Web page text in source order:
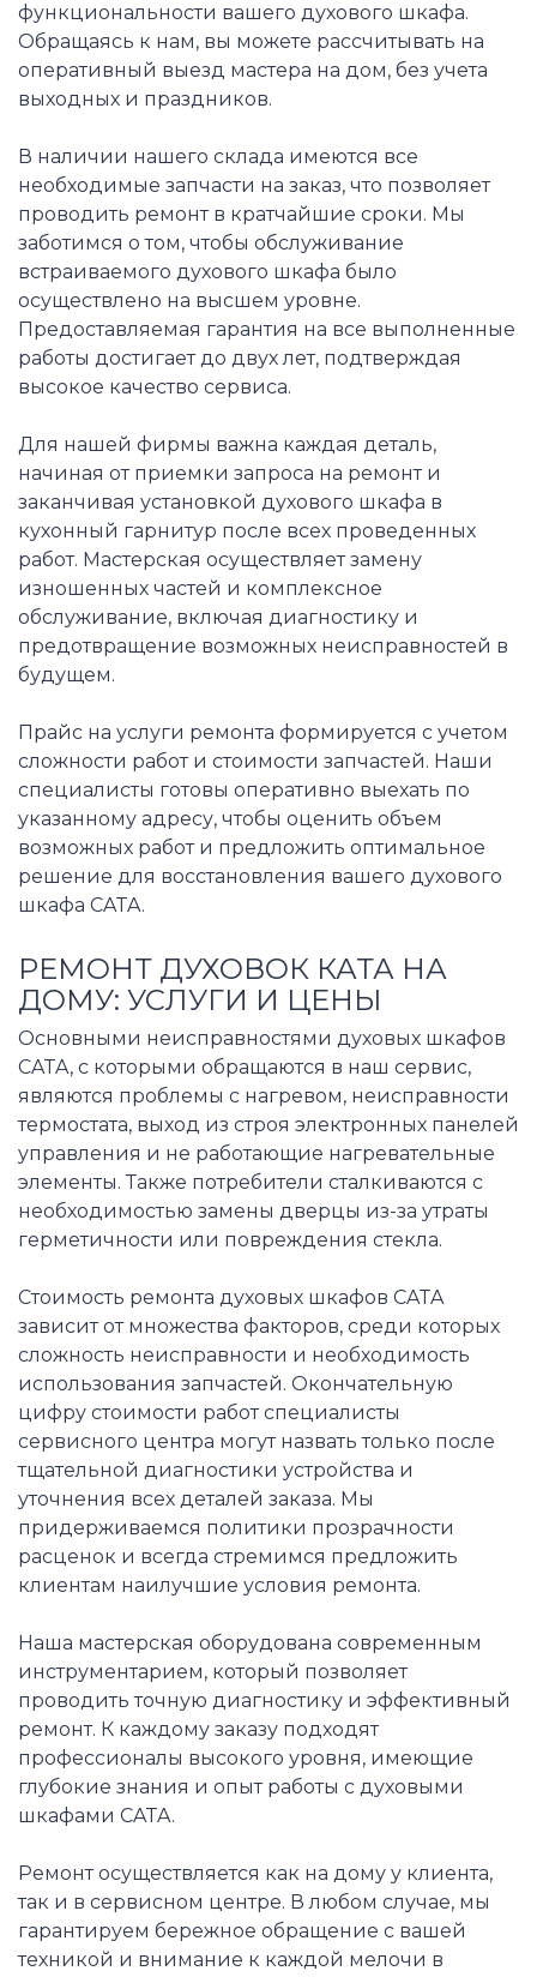
функциональности вашего духового шкафа.
Обращаясь к нам, вы можете рассчитывать на
оперативный выезд мастера на дом, без учета
выходных и праздников.
В наличии нашего склада имеются все
необходимые запчасти на заказ, что позволяет
проводить ремонт в кратчайшие сроки. Мы
заботимся о том, чтобы обслуживание
встраиваемого духового шкафа было
осуществлено на высшем уровне.
Предоставляемая гарантия на все выполненные
работы достигает до двух лет, подтверждая
высокое качество сервиса.
Для нашей фирмы важна каждая деталь,
начиная от приемки запроса на ремонт и
заканчивая установкой духового шкафа в
кухонный гарнитур после всех проведенных
работ. Мастерская осуществляет замену
изношенных частей и комплексное
обслуживание, включая диагностику и
предотвращение возможных неисправностей в
будущем.
Прайс на услуги ремонта формируется с учетом
сложности работ и стоимости запчастей. Наши
специалисты готовы оперативно выехать по
указанному адресу, чтобы оценить объем
возможных работ и предложить оптимальное
решение для восстановления вашего духового
шкафа CATA.
РЕМОНТ ДУХОВОК КАТА НА
ДОМУ: УСЛУГИ И ЦЕНЫ
Основными неисправностями духовых шкафов
CATA, с которыми обращаются в наш сервис,
являются проблемы с нагревом, неисправности
термостата, выход из строя электронных панелей
управления и не работающие нагревательные
элементы. Также потребители сталкиваются с
необходимостью замены дверцы из-за утраты
герметичности или повреждения стекла.
Стоимость ремонта духовых шкафов CATA
зависит от множества факторов, среди которых
сложность неисправности и необходимость
использования запчастей. Окончательную
цифру стоимости работ специалисты
сервисного центра могут назвать только после
тщательной диагностики устройства и
уточнения всех деталей заказа. Мы
придерживаемся политики прозрачности
расценок и всегда стремимся предложить
клиентам наилучшие условия ремонта.
Наша мастерская оборудована современным
инструментарием, который позволяет
проводить точную диагностику и эффективный
ремонт. К каждому заказу подходят
профессионалы высокого уровня, имеющие
глубокие знания и опыт работы с духовыми
шкафами CATA.
Ремонт осуществляется как на дому у клиента,
так и в сервисном центре. В любом случае, мы
гарантируем бережное обращение с вашей
техникой и внимание к каждой мелочи в